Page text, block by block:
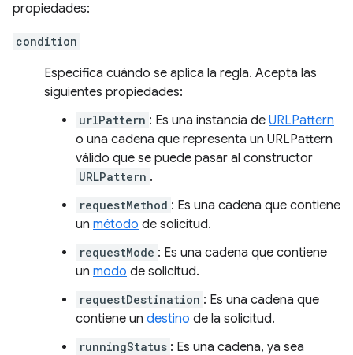
propiedades:
condition
Especifica cuándo se aplica la regla. Acepta las
siguientes propiedades:
urlPattern : Es una instancia de URLPattern
o una cadena que representa un URLPattern
válido que se puede pasar al constructor
URLPattern .
requestMethod : Es una cadena que contiene
un método de solicitud.
requestMode : Es una cadena que contiene
un modo de solicitud.
requestDestination : Es una cadena que
contiene un destino de la solicitud.
runningStatus : Es una cadena, ya sea